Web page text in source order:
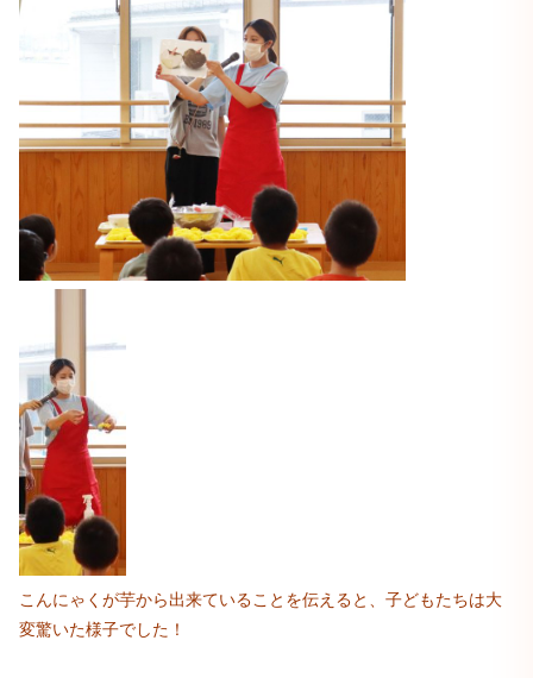
こんにゃくが芋から出来ていることを伝えると、子どもたちは大
変驚いた様子でした！